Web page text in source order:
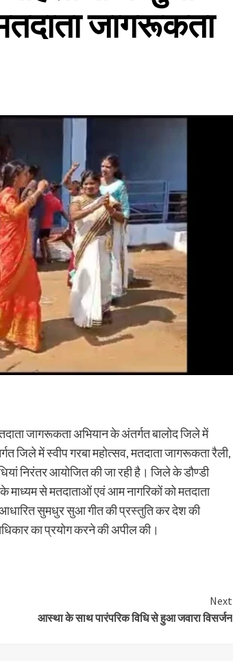
जागरूकता
जागरूकता अभियान के अंतर्गत बालोद जिले में
जिले में स्वीप गरबा महोत्सव, मतदाता जागरूकता रैली,
निरंतर आयोजित की जा रही है। जिले के डौण्डी
से मतदाताओं एवं आम नागरिकों को मतदाता
आधारित सुमधुर सुआ गीत की प्रस्तुति कर देश की
का प्रयोग करने की अपील की।
Next
आस्था के साथ पारंपरिक विधि से हुआ जवारा विसर्जन